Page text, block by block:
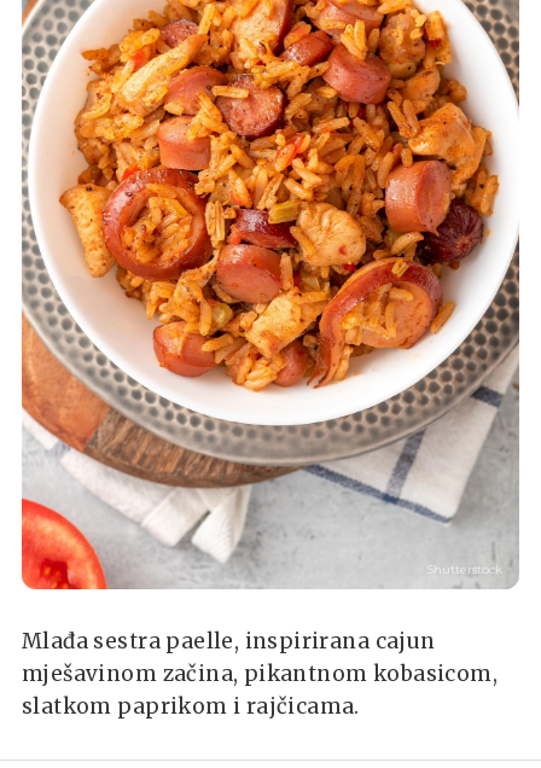
Shutterstock
Mlađa sestra paelle, inspirirana cajun
mješavinom začina, pikantnom kobasicom,
slatkom paprikom i rajčicama.